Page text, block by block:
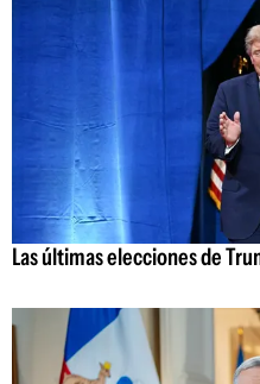
Las últimas elecciones de